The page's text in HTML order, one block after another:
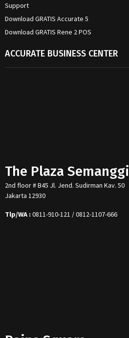
Support
Download GRATIS Accurate 5
Download GRATIS Rene 2 POS
ACCURATE BUSINESS CENTER
The Plaza Semanggi
2nd floor # B45 Jl. Jend. Sudirman Kav. 50
Jakarta 12930
Tlp/WA : 0811-910-121 / 0812-1107-666